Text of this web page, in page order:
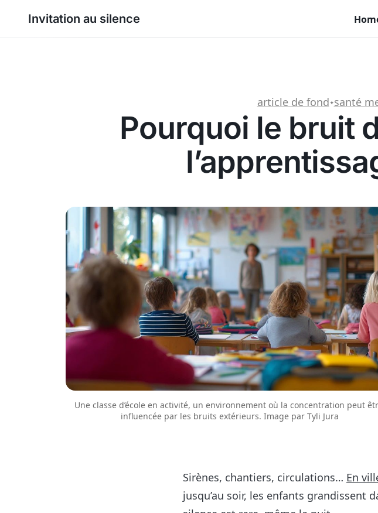
Invitation au silence
article de fond✦santé
Pourquoi le bruit
Une classe d’école en activité, un environnement où la concentration peut
influencée par les bruits extérieurs. Image par Tyli Jura
Sirènes, chantiers, circulations… En
jusqu’au soir, les enfants grandissent